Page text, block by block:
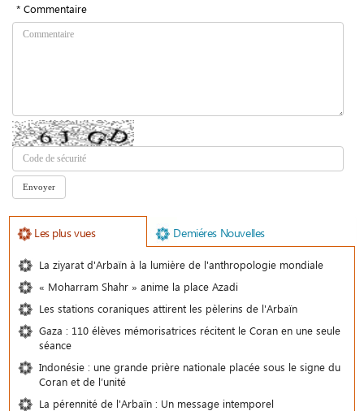
* Commentaire
Les plus vues Demiéres Nouvelles
La ziyarat d'Arbaïn à la lumière de l'anthropologie mondiale
« Moharram Shahr » anime la place Azadi
Les stations coraniques attirent les pèlerins de l'Arbaïn
Gaza : 110 élèves mémorisatrices récitent le Coran en une seule
séance
Indonésie : une grande prière nationale placée sous le signe du
Coran et de l’unité
La pérennité de l'Arbaïn : Un message intemporel